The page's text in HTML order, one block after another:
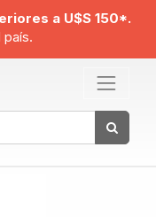
a U$S 150*.
país.